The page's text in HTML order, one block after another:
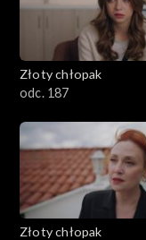
Złoty chłopak
odc. 187
Złoty chłopak